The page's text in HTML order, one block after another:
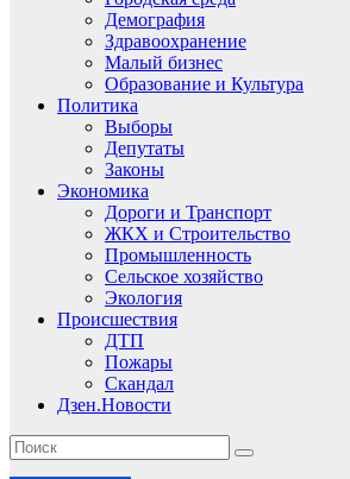
Демография
Здравоохранение
Малый бизнес
Образование и Культура
Политика
Выборы
Депутаты
Законы
Экономика
Дороги и Транспорт
ЖКХ и Строительство
Промышленность
Сельское хозяйство
Экология
Происшествия
ДТП
Пожары
Скандал
Дзен.Новости